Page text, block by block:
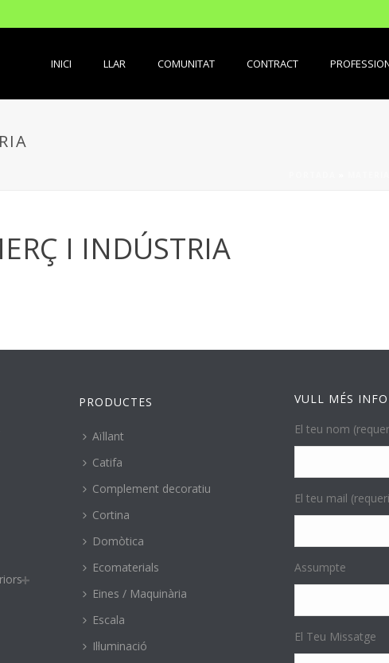
INICI LLAR COMUNITAT CONTRACT
I INDÚSTRIA
PRODUCTES
Aïllant
Catifa
Complement decoratiu
Cortina
Domòtica
Ecomaterials
Eines / Maquinària
Escala
Il·luminació
VULL MÉS
El teu nom
El teu mail
Assumpte
El Teu Missatge